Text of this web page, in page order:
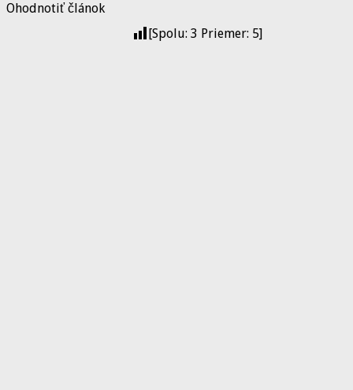
Ohodnotiť článok
[Spolu: 3 Priemer: 5]